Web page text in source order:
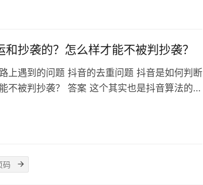
抄袭的？怎么样才能不被判抄袭？
上遇到的问题 抖音的去重问题 抖音是如何判断
不被判抄袭？ 答案 这个其实也是抖音算法的一